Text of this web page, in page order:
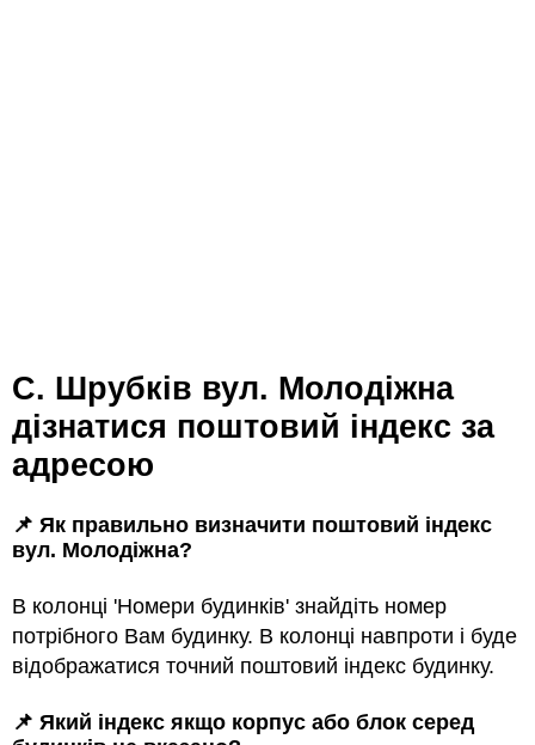
с. Шрубків вул. Молодіжна
дізнатися поштовий індекс за
адресою
📌 Як правильно визначити поштовий індекс
вул. Молодіжна?
В колонці 'Номери будинків' знайдіть номер
потрібного Вам будинку. В колонці навпроти і буде
відображатися точний поштовий індекс будинку.
📌 Який індекс якщо корпус або блок серед